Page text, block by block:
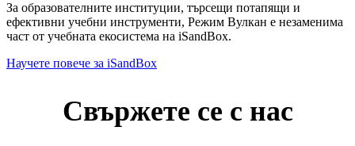
За образователните институции, търсещи потапящи и
ефективни учебни инструменти, Режим Вулкан е незаменима
част от учебната екосистема на iSandBox.
Научете повече за iSandBox
Свържете се с нас